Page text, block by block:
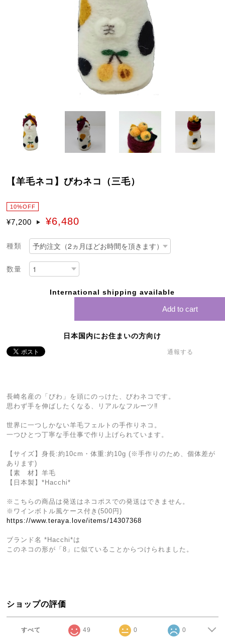
【羊毛ネコ】びわネコ（三毛）
10%OFF
¥7,200 ¥6,480
種類
数量
International shipping available
Add to cart
日本国内にお住まいの方向け
通報する
長崎名産の「びわ」を頭にのっけた、びわネコです。
思わず手を伸ばしたくなる、リアルなフルーツ‼
世界に一つしかない羊毛フェルトの手作りネコ。
一つひとつ丁寧な手仕事で作り上げられています。
【サイズ】身長:約10cm・体重:約10g (※手作りのため、個体差が
あります)
【素 材】羊毛
【日本製】*Hacchi*
※こちらの商品は発送はネコポスでの発送はできません。
※ワインボトル風ケース付き(500円)
https://www.teraya.love/items/14307368
ブランド名 *Hacchi*は
このネコの形が「8」に似ていることからつけられました。
ショップの評価
すべて 49 0 0